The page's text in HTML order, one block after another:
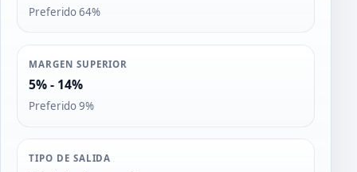
Preferido 64%
MARGEN SUPERIOR
5% - 14%
Preferido 9%
TIPO DE SALIDA